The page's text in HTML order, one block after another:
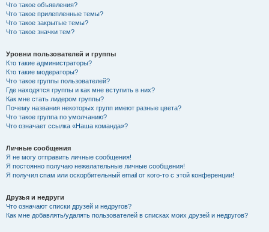
Что такое объявления?
Что такое прилепленные темы?
Что такое закрытые темы?
Что такое значки тем?
Уровни пользователей и группы
Кто такие администраторы?
Кто такие модераторы?
Что такое группы пользователей?
Где находятся группы и как мне вступить в них?
Как мне стать лидером группы?
Почему названия некоторых групп имеют разные цвета?
Что такое группа по умолчанию?
Что означает ссылка «Наша команда»?
Личные сообщения
Я не могу отправить личные сообщения!
Я постоянно получаю нежелательные личные сообщения!
Я получил спам или оскорбительный email от кого-то с этой конференции!
Друзья и недруги
Что означают списки друзей и недругов?
Как мне добавлять/удалять пользователей в списках моих друзей и недругов?